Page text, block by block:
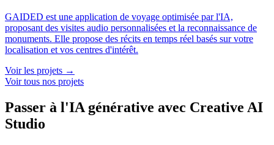
GAIDED est une application de voyage optimisée par l'IA,
proposant des visites audio personnalisées et la reconnaissance de
monuments. Elle propose des récits en temps réel basés sur votre
localisation et vos centres d'intérêt.
Voir les projets →
Voir tous nos projets
Passer à l'IA générative avec Creative AI
Studio